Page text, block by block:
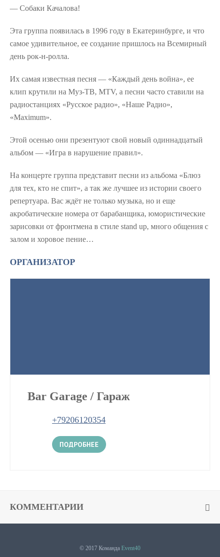
— Собаки Качалова!
Эта группа появилась в 1996 году в Екатеринбурге, и что
самое удивительное, ее создание пришлось на Всемирный
день рок-н-ролла.
Их самая известная песня — «Каждый день война», ее
клип крутили на Муз-ТВ, MTV, а песни часто ставили на
радиостанциях «Русское радио», «Наше Радио»,
«Maximum».
Этой осенью они презентуют свой новый одиннадцатый
альбом — «Игра в нарушение правил».
На концерте группа представит песни из альбома «Блюз
для тех, кто не спит», а так же лучшее из истории своего
репертуара. Вас ждёт не только музыка, но и еще
акробатические номера от барабанщика, юмористические
зарисовки от фронтмена в стиле stand up, много общения с
залом и хоровое пение…
ОРГАНИЗАТОР
Bar Garage / Гараж
+79206120354
ПОДРОБНЕЕ
КОММЕНТАРИИ
© 2017 Команда Event40